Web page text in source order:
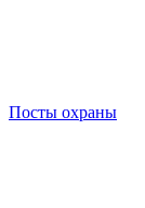
Посты охраны